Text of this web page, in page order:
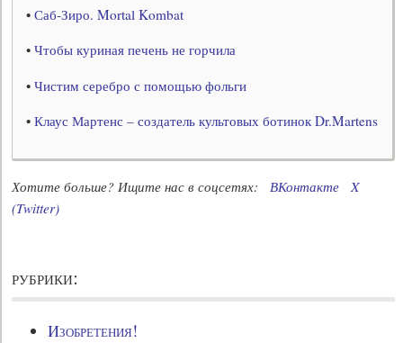
•Саб-Зиро. Mortal Kombat
•Чтобы куриная печень не горчила
•Чистим серебро с помощью фольги
•Клаус Мартенс – создатель культовых ботинок Dr.Martens
Хотите больше? Ищите нас в соцсетях: ВКонтакте
X
(Twitter)
рубрики:
Изобретения!